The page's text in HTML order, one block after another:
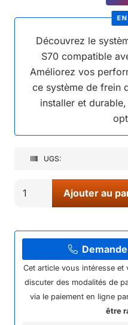
Découvrez le
S70 compatible
Améliorez vos
ce système de frein
installer et
EN
UGS:
SYSTEME
ARRIERE
KAYO
S70
Ajouter au
Cet article vous intéresse
discuter des modalités de
via le paiement en ligne
être